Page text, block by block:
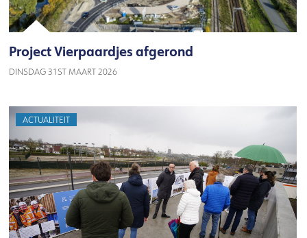
Project Vierpaardjes afgerond
DINSDAG 31ST MAART 2026
ACTUALITEIT